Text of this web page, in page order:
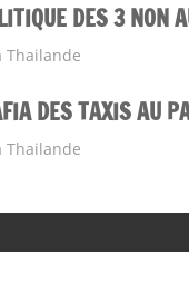
DES 3 NON
Thailande
DES TAXIS AU
Thailande